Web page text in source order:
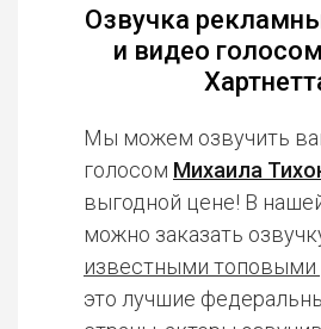
Озвучка
и видео
Мы можем озвучить
голосом Михаила
выгодной цене! В
можно заказать
известными топовыми
это лучшие